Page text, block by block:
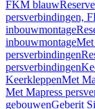
FKM blauw
persverbindingen,
inbouwmontage
inbouwmontage
persverbindingen
persverbindingen
KeerkleppenMet
Met Mapress
gebouwenGeberit